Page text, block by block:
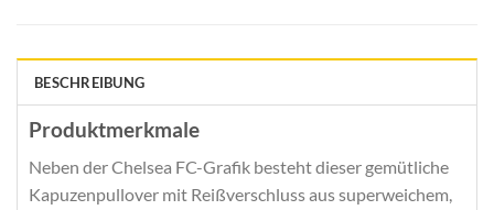
BESCHREIBUNG
Produktmerkmale
Neben der Chelsea FC-Grafik besteht dieser gemütliche
Kapuzenpullover mit Reißverschluss aus superweichem,